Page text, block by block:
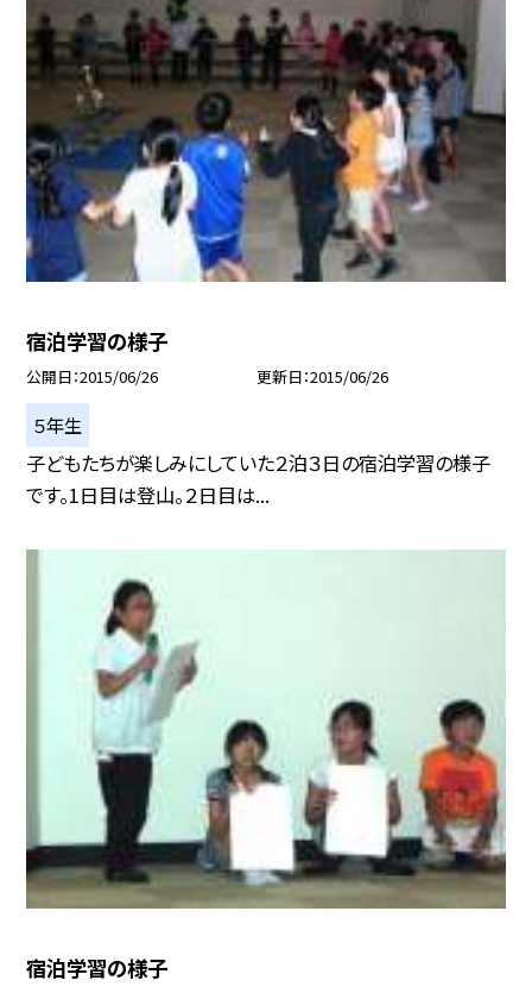
宿泊学習の様子
公開日 2015/06/26 更新日 2015/06/26
５年生
子どもたちが楽しみにしていた２泊３日の宿泊学習の様子
です。1日目は登山。２日目は...
宿泊学習の様子